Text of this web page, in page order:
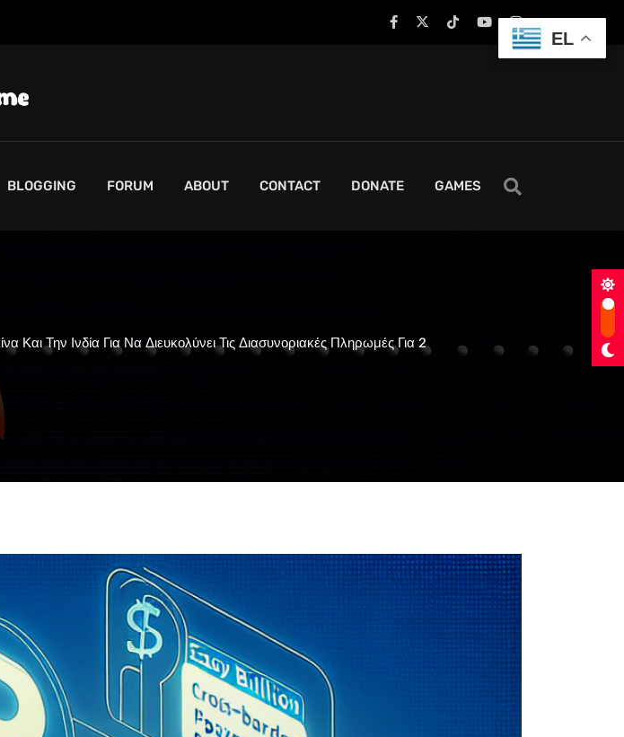
σε 4K και Blu-Ray”
BLOGGING FORUM ABOUT CONTACT DONATE GAMES
Και Την Ινδία Για Να Διευκολύνει Τις Διασυνοριακές Πληρωμές Για 2
EL